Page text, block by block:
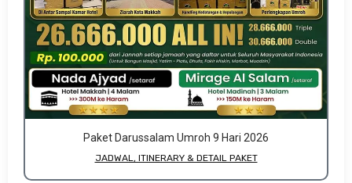
Paket Darussalam Umroh 9 Hari 2026
JADWAL, ITINERARY & DETAIL PAKET